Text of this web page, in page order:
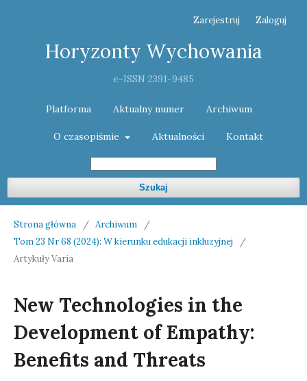
Horyzonty Wychowania
e-ISSN 2391-9485
Platforma Aktualny numer Archiwum
O czasopiśmie Aktualności Kontakt
Szukaj
Zarejestruj Zaloguj
Strona główna / Archiwum
/
Tom 23 Nr 68 (2024): W kierunku edukacji inkluzyjnej
/
Artykuły Varia
New Technologies in the
Development of Empathy:
Benefits and Threats